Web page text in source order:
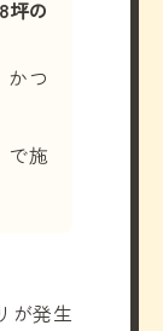
坪の
つ
で施
が発生